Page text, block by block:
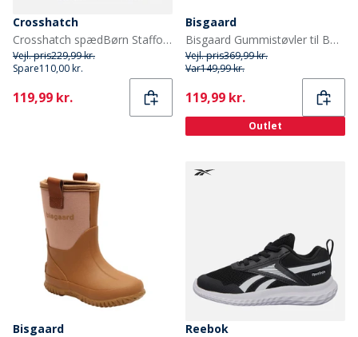
Crosshatch
Crosshatch spædBørn Stafford Træningssko Sort Mono
Vejl. pris229,99 kr.
Spare110,00 kr.
Current
119,99 kr.
Bisgaard
Bisgaard Gummistøvler til Børn Kamel
Vejl. pris369,99 kr.
Var149,99 kr.
Current
119,99 kr.
Outlet
Bisgaard
Reebok